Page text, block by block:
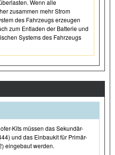
Wenn alle
zusammen mehr Strom
des Fahrzeugs erzeugen
zum Entladen der Batterie und
Systems des Fahrzeugs
Kits müssen das Sekundär-
und das Einbaukit für Primär-
eingebaut werden.